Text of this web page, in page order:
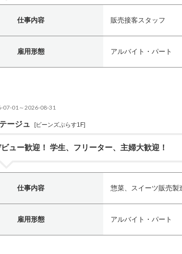
仕事内容 販売接客スタッフ
雇用形態 アルバイト・パート
07-01～2026-08-31
ージュ [ビーンズぷらす1F]
ュー歓迎！ 学生、フリーター、主婦大歓迎！
仕事内容 惣菜、スイーツ販売製
雇用形態 アルバイト・パート